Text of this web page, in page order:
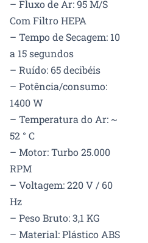
– Fluxo de Ar: 95 M/S
Com Filtro HEPA
– Tempo de Secagem: 10
a 15 segundos
– Ruído: 65 decibéis
– Potência/consumo:
1400 W
– Temperatura do Ar: ~
52 ° C
– Motor: Turbo 25.000
RPM
– Voltagem: 220 V / 60
Hz
– Peso Bruto: 3,1 KG
– Material: Plástico ABS